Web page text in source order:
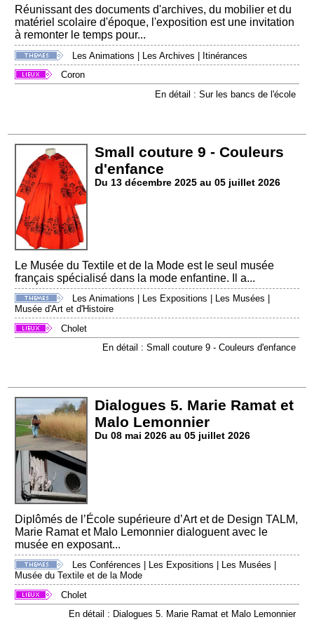
Réunissant des documents d'archives, du mobilier et du
matériel scolaire d'époque, l'exposition est une invitation
à remonter le temps pour...
Les Animations Les Archives
Itinérances
Coron
En détail : Sur les bancs de l'école
Small couture 9 - Couleurs
d'enfance
Du 13 décembre 2025 au 05 juillet 2026
Le Musée du Textile et de la Mode est le seul musée
français spécialisé dans la mode enfantine. Il a...
Les Animations Les Expositions Les Musées
Musée d'Art et d'Histoire
Cholet
En détail : Small couture 9 - Couleurs d'enfance
Dialogues 5. Marie Ramat et
Malo Lemonnier
Du 08 mai 2026 au 05 juillet 2026
Diplômés de l’École supérieure d’Art et de Design TALM,
Marie Ramat et Malo Lemonnier dialoguent avec le
musée en exposant...
Les Conférences Les Expositions Les Musées
Musée du Textile et de la Mode
Cholet
En détail : Dialogues 5. Marie Ramat et Malo Lemonnier